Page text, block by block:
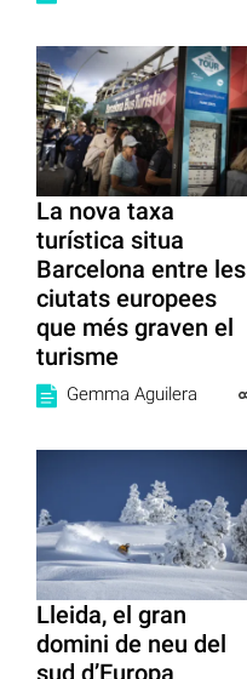
La nova taxa
turística situa
Barcelona entre les
ciutats europees
que més graven el
turisme
Gemma Aguilera
Lleida, el gran
domini de neu del